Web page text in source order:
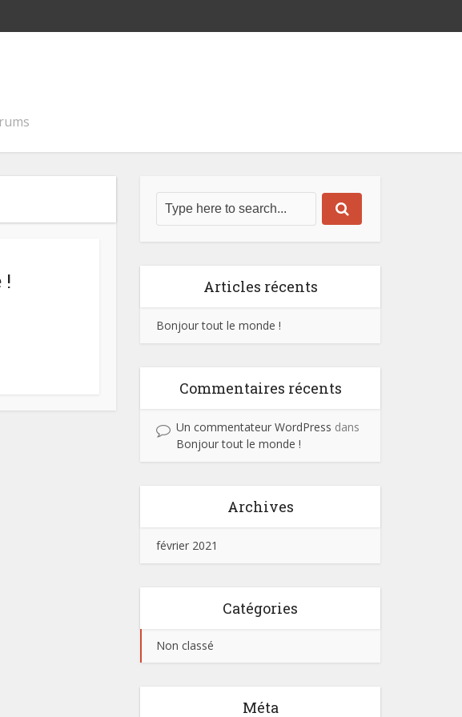
! Articles récents
Bonjour tout le monde !
Commentaires récents
Un commentateur WordPress dans
Bonjour tout le monde !
Archives
février 2021
Catégories
Non classé
Méta